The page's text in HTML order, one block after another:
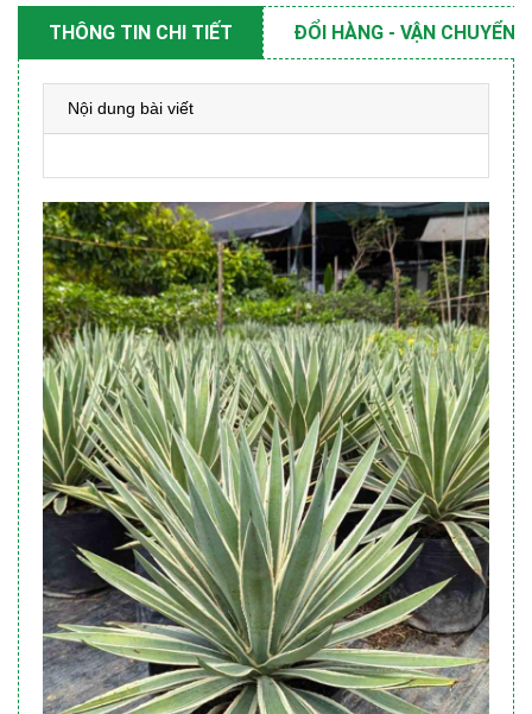
THÔNG TIN CHI TIẾT ĐỔI HÀNG - VẬN CHUYỂN
Nội dung bài viết